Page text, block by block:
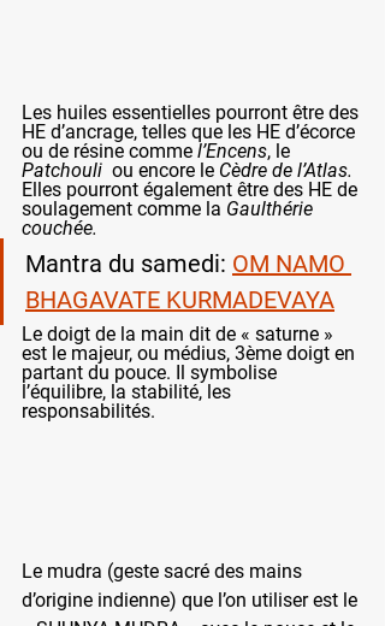
Les huiles essentielles pourront être des
HE d’ancrage, telles que les HE d’écorce
ou de résine comme l’Encens, le
Patchouli
  ou encore le
Cèdre de l’Atlas.
Elles pourront également être des HE de
soulagement comme la Gaulthérie
couchée.
Mantra du samedi: OM NAMO
BHAGAVATE KURMADEVAYA
Le doigt de la main dit de « saturne »
est le majeur, ou médius, 3ème doigt en
partant du pouce. Il symbolise
l’équilibre, la stabilité, les
responsabilités.
Le mudra (geste sacré des mains
d’origine indienne) que l’on utiliser est le